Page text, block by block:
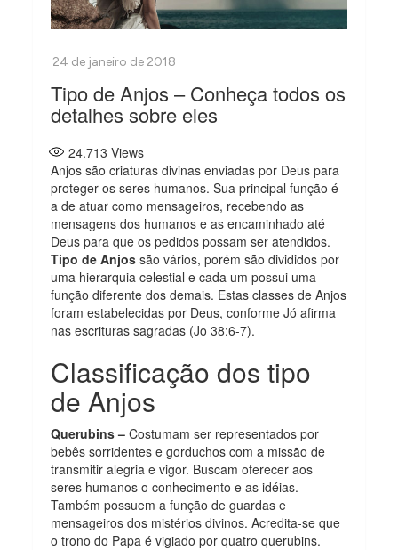
Tipo de Anjos – Conheça todos os
detalhes sobre eles
24.713 Views
Anjos são criaturas divinas enviadas por Deus para
proteger os seres humanos. Sua principal função é
a de atuar como mensageiros, recebendo as
mensagens dos humanos e as encaminhado até
Deus para que os pedidos possam ser atendidos.
Tipo de Anjossão vários, porém são divididos por
uma hierarquia celestial e cada um possui uma
função diferente dos demais. Estas classes de Anjos
foram estabelecidas por Deus, conforme Jó afirma
nas escrituras sagradas (Jo 38:6-7).
Classificação dos tipo
de Anjos
Querubins – Costumam ser representados por
bebês sorridentes e gorduchos com a missão de
transmitir alegria e vigor. Buscam oferecer aos
seres humanos o conhecimento e as idéias.
Também possuem a função de guardas e
mensageiros dos mistérios divinos. Acredita-se que
o trono do Papa é vigiado por quatro querubins.